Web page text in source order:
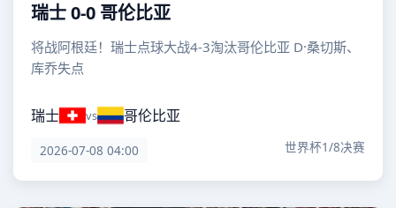
瑞士 0-0 哥伦比亚
将战阿根廷！瑞士点球大战4-3淘汰哥伦比亚 D·桑切斯、
库乔失点
瑞士 vs 哥伦比亚
2026-07-08 04:00 世界杯1/8决赛